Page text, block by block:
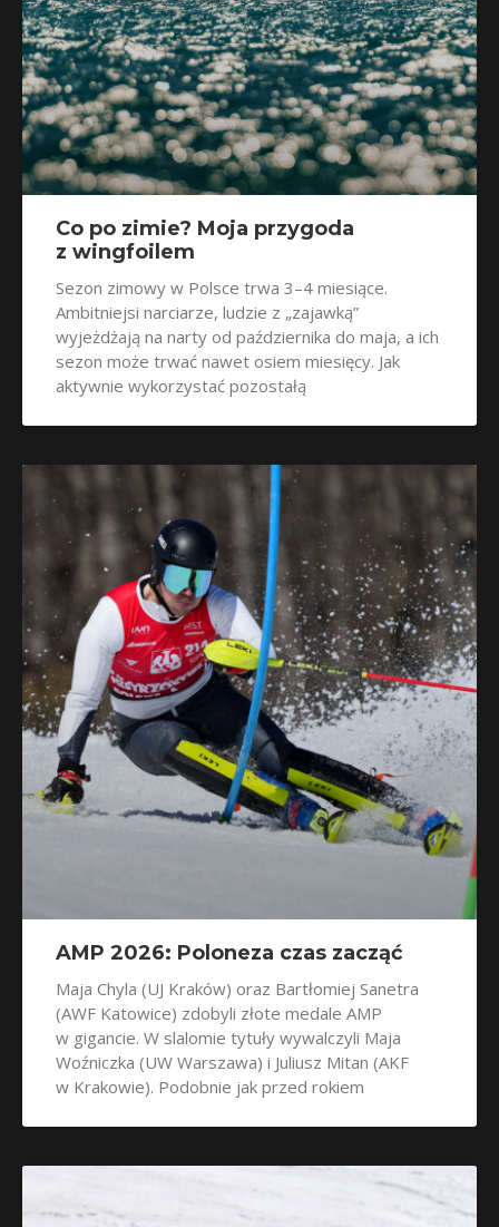
Co po zimie? Moja przygoda
z wingfoilem
Sezon zimowy w Polsce trwa 3–4 miesiące.
Ambitniejsi narciarze, ludzie z „zajawką”
wyjeżdżają na narty od października do maja, a ich
sezon może trwać nawet osiem miesięcy. Jak
aktywnie wykorzystać pozostałą
AMP 2026: Poloneza czas zacząć
Maja Chyla (UJ Kraków) oraz Bartłomiej Sanetra
(AWF Katowice) zdobyli złote medale AMP
w gigancie. W slalomie tytuły wywalczyli Maja
Woźniczka (UW Warszawa) i Juliusz Mitan (AKF
w Krakowie). Podobnie jak przed rokiem